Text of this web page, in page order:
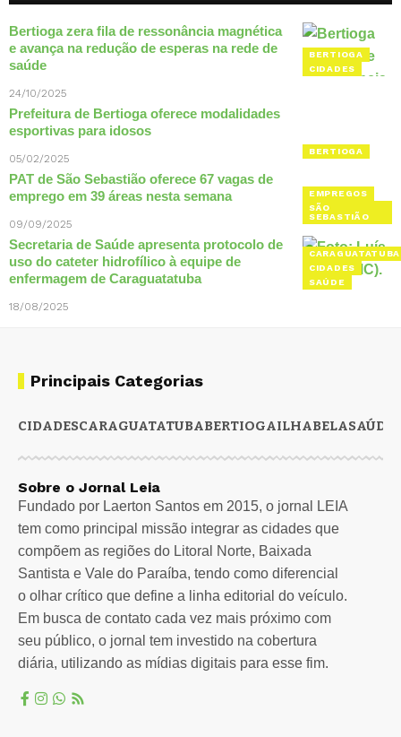
BERTIOGA
CIDADES
Bertioga zera fila de ressonância magnética
e avança na redução de esperas na rede de
saúde
24/10/2025
BERTIOGA
Prefeitura de Bertioga oferece modalidades
esportivas para idosos
05/02/2025
EMPREGOS
SÃO
SEBASTIÃO
PAT de São Sebastião oferece 67 vagas de
emprego em 39 áreas nesta semana
09/09/2025
CARAGUATATUBA
CIDADES
SAÚDE
Secretaria de Saúde apresenta protocolo de
uso do cateter hidrofílico à equipe de
enfermagem de Caraguatatuba
18/08/2025
Principais Categorias
CIDADESCARAGUATATUBABERTIOGAILHABELASAÚDE
Sobre o Jornal Leia
Fundado por Laerton Santos em 2015, o jornal LEIA
tem como principal missão integrar as cidades que
compõem as regiões do Litoral Norte, Baixada
Santista e Vale do Paraíba, tendo como diferencial
o olhar crítico que define a linha editorial do veículo.
Em busca de contato cada vez mais próximo com
seu público, o jornal tem investido na cobertura
diária, utilizando as mídias digitais para esse fim.